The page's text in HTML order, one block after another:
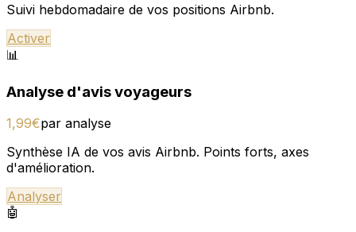
Suivi hebdomadaire de vos positions Airbnb.
Activer
📊
Analyse d'avis voyageurs
1,99€par analyse
Synthèse IA de vos avis Airbnb. Points forts, axes
d'amélioration.
Analyser
🤖